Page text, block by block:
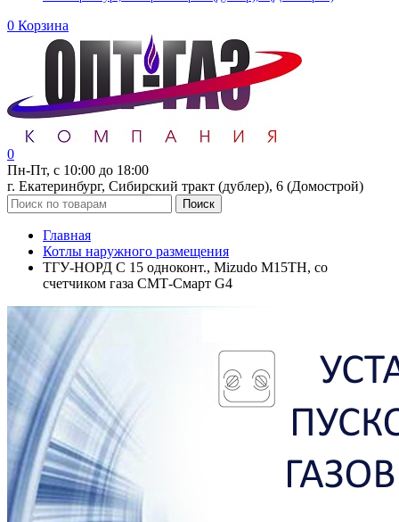
0 Корзина
0
Пн-Пт, с 10:00 до 18:00
г. Екатеринбург, Сибирский тракт (дублер), 6 (Домострой)
Поиск
Главная
Котлы наружного размещения
ТГУ-НОРД С 15 одноконт., Mizudo M15TH, со
счетчиком газа СМТ-Смарт G4